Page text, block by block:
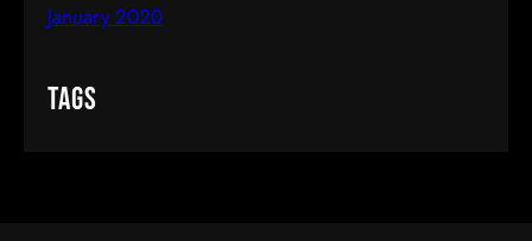
January 2020
Tags